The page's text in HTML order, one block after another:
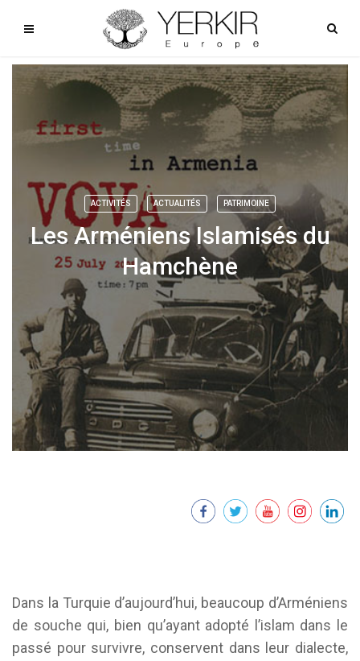
ACTIVITÉS ACTUALITÉS PATRIMOINE
Les Arméniens Islamisés du
Hamchène
Dans la Turquie d’aujourd’hui, beaucoup d’Arméniens
de souche qui, bien qu’ayant adopté l’islam dans le
passé pour survivre, conservent dans leur dialecte,